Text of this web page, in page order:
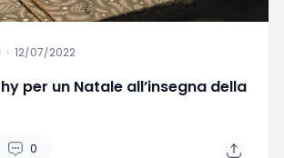
· 12/07/2022
per un Natale all’insegna della
0